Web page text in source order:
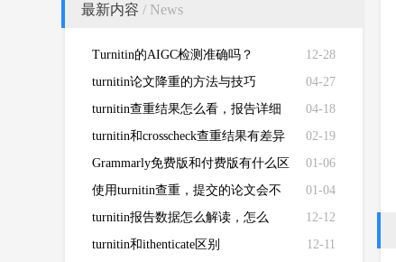
最新内容 / News
12-28
Turnitin的AIGC检测准确吗？
04-27
turnitin论文降重的方法与技巧
04-18
turnitin查重结果怎么看，报告详细
解读来了！
02-19
turnitin和crosscheck查重结果有差异
01-06
Grammarly免费版和付费版有什么区
别？
01-04
使用turnitin查重，提交的论文会不
会被泄露？
12-12
turnitin报告数据怎么解读，怎么
看？
12-11
turnitin和ithenticate区别